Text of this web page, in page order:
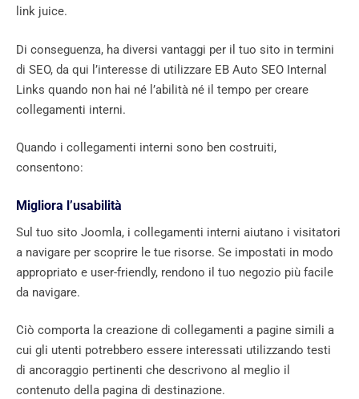
link juice.
Di conseguenza, ha diversi vantaggi per il tuo sito in termini
di SEO, da qui l’interesse di utilizzare EB Auto SEO Internal
Links quando non hai né l’abilità né il tempo per creare
collegamenti interni.
Quando i collegamenti interni sono ben costruiti,
consentono:
Migliora l’usabilità
Sul tuo sito Joomla, i collegamenti interni aiutano i visitatori
a navigare per scoprire le tue risorse. Se impostati in modo
appropriato e user-friendly, rendono il tuo negozio più facile
da navigare.
Ciò comporta la creazione di collegamenti a pagine simili a
cui gli utenti potrebbero essere interessati utilizzando testi
di ancoraggio pertinenti che descrivono al meglio il
contenuto della pagina di destinazione.